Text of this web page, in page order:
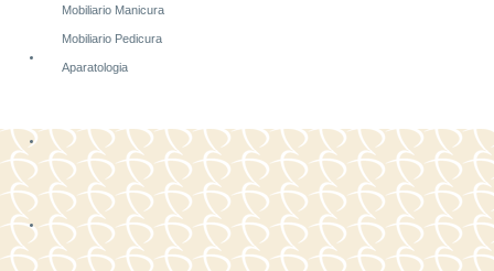
Mobiliario Manicura
Mobiliario Pedicura
Aparatologia